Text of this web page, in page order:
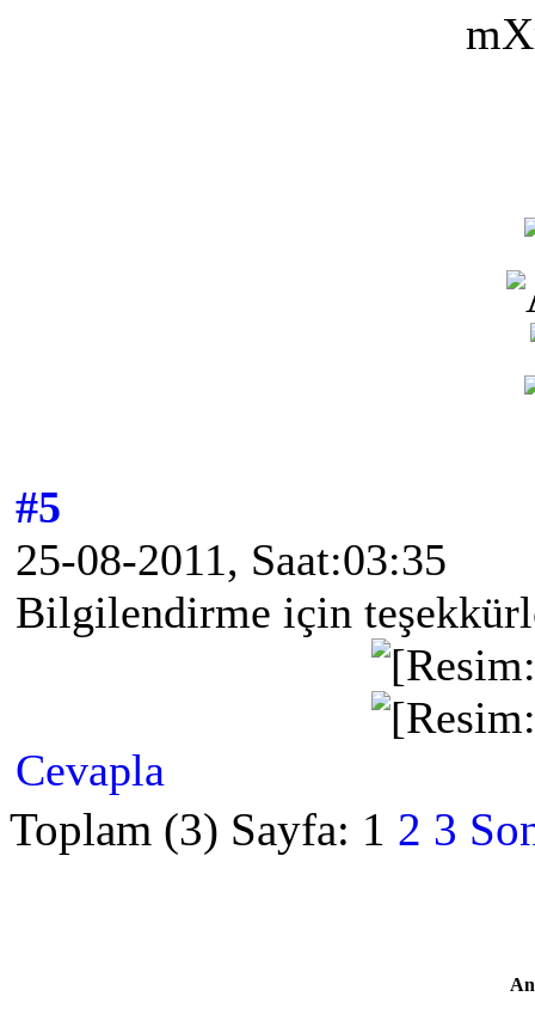
#5
25-08-2011, Saat:03:35
Bilgilendirme için
Cevapla
Toplam (3) Sayfa: 1 2 3